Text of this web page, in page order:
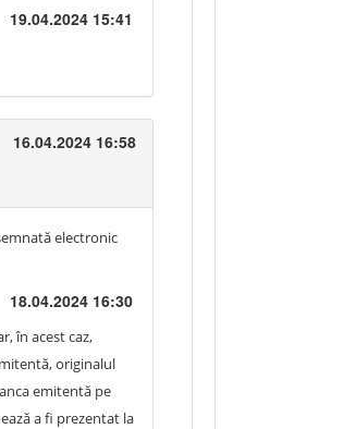
19.04.2024 15:41
16.04.2024 16:58
electronic
18.04.2024 16:30
în acest caz,
originalul
emitentă pe
a fi prezentat la